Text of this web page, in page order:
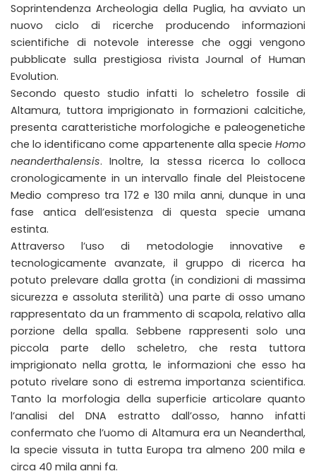
Soprintendenza Archeologia della Puglia, ha avviato un
nuovo ciclo di ricerche producendo informazioni
scientifiche di notevole interesse che oggi vengono
pubblicate sulla prestigiosa rivista Journal of Human
Evolution.
Secondo questo studio infatti lo scheletro fossile di
Altamura, tuttora imprigionato in formazioni calcitiche,
presenta caratteristiche morfologiche e paleogenetiche
che lo identificano come appartenente alla specie Homo
neanderthalensis. Inoltre, la stessa ricerca lo colloca
cronologicamente in un intervallo finale del Pleistocene
Medio compreso tra 172 e 130 mila anni, dunque in una
fase antica dell’esistenza di questa specie umana
estinta.
Attraverso l’uso di metodologie innovative e
tecnologicamente avanzate, il gruppo di ricerca ha
potuto prelevare dalla grotta (in condizioni di massima
sicurezza e assoluta sterilità) una parte di osso umano
rappresentato da un frammento di scapola, relativo alla
porzione della spalla. Sebbene rappresenti solo una
piccola parte dello scheletro, che resta tuttora
imprigionato nella grotta, le informazioni che esso ha
potuto rivelare sono di estrema importanza scientifica.
Tanto la morfologia della superficie articolare quanto
l’analisi del DNA estratto dall’osso, hanno infatti
confermato che l’uomo di Altamura era un Neanderthal,
la specie vissuta in tutta Europa tra almeno 200 mila e
circa 40 mila anni fa.